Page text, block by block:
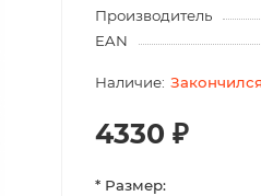
Производитель
EAN
Закончился
4330 ₽
* Размер: